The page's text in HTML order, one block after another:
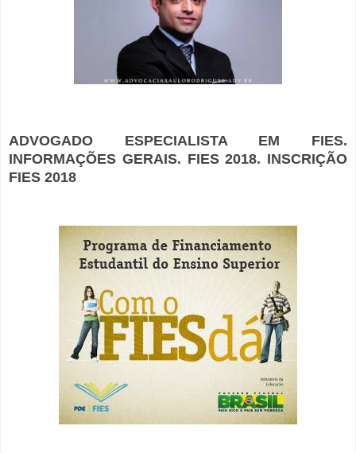
ADVOGADO ESPECIALISTA EM FIES.
INFORMAÇÕES GERAIS. FIES 2018. INSCRIÇÃO
FIES 2018